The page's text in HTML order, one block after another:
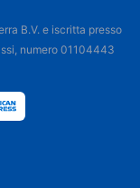
B.V. e iscritta presso
numero 01104443